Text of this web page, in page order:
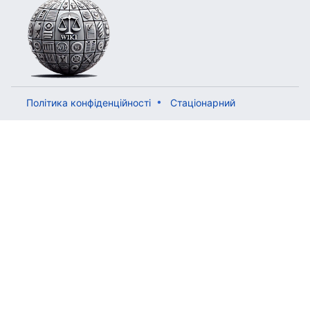
Політика конфіденційності Стаціонарний